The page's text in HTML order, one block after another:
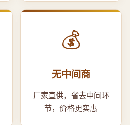
💰
无中间商
厂家直供，省去中间环
节，价格更实惠